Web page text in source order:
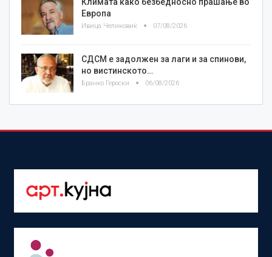
Европа
Ивица Челиковиќ 07/08/2026
СДСМ е задолжен за лаги и за спинови,
но вистинското…
Бранко Героски 06/08/2026